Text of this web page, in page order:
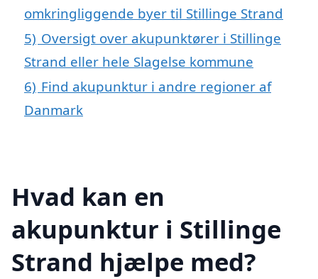
omkringliggende byer til Stillinge Strand
5) Oversigt over akupunktører i Stillinge
Strand eller hele Slagelse kommune
6) Find akupunktur i andre regioner af
Danmark
Hvad kan en
akupunktur i Stillinge
Strand hjælpe med?